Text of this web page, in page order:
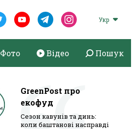
Укр
Фото Відео Пошук
GreenPost про
екофуд
Сезон кавунів та динь:
коли баштанові насправді